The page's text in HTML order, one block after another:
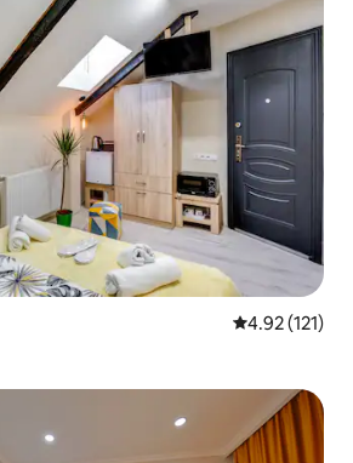
औसत रेटिंग 5 में से
4.92 (121)